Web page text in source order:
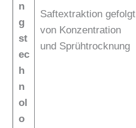
n
g
st
ec
h
n
ol
o
Saftextraktion gefolgt
von Konzentration
und Sprühtrocknung